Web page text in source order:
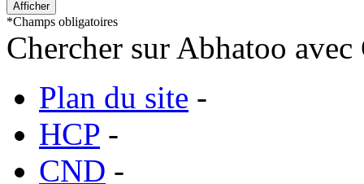
*Champs obligatoires
Chercher sur Abhatoo
Plan du site -
HCP -
CND -